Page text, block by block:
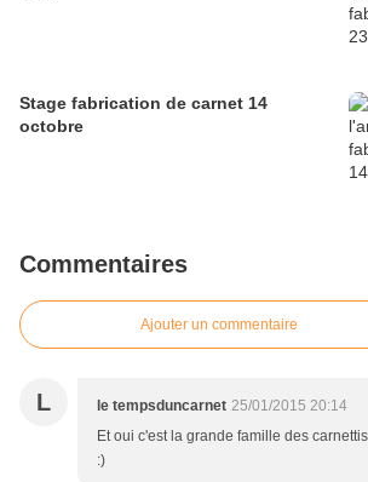
Stage fabrication de carnet 14
octobre
Commentaires
Ajouter un commentaire
L le tempsduncarnet 25/01/2015 20:14
Et oui c'est la grande famille des
:)